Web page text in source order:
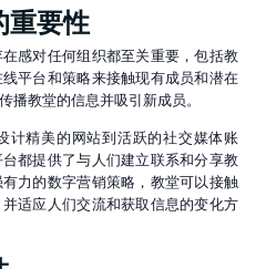
重要性
感对任何组织都至关重要，包括教
平台和策略来接触现有成员和潜在
播教堂的信息并吸引新成员。
计精美的网站到活跃的社交媒体账
都提供了与人们建立联系和分享教
力的数字营销策略，教堂可以接触
适应人们交流和获取信息的变化方